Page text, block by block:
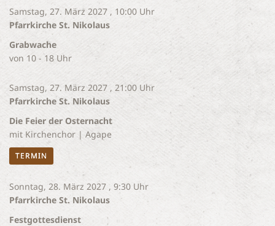
Samstag, 27. März 2027 , 10:00 Uhr
Pfarrkirche St. Nikolaus
Grabwache
von 10 - 18 Uhr
Samstag, 27. März 2027 , 21:00 Uhr
Pfarrkirche St. Nikolaus
Die Feier der Osternacht
mit Kirchenchor | Agape
TERMIN
Sonntag, 28. März 2027 , 9:30 Uhr
Pfarrkirche St. Nikolaus
Festgottesdienst